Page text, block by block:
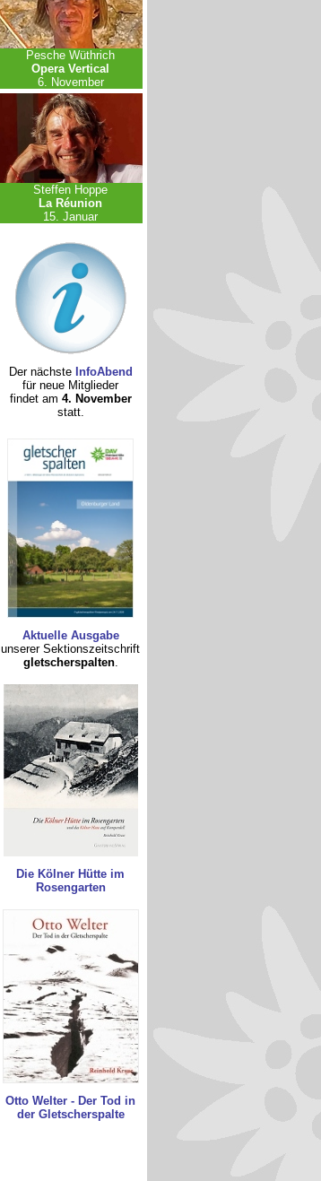
Pesche Wüthrich
Opera Vertical
6. November
Steffen Hoppe
La Réunion
15. Januar
Der nächste InfoAbend
für neue Mitglieder
findet am 4. November
statt.
Aktuelle Ausgabe
unserer Sektionszeitschrift
gletscherspalten.
Die Kölner Hütte im
Rosengarten
Otto Welter - Der Tod in
der Gletscherspalte